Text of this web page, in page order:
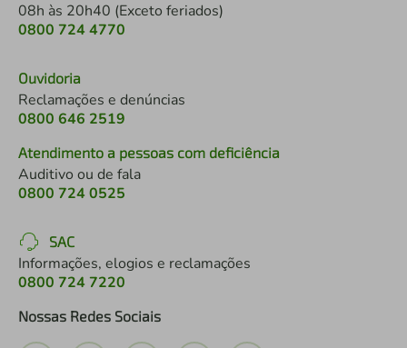
08h às 20h40 (Exceto feriados)
0800 724 4770
Ouvidoria
Reclamações e denúncias
0800 646 2519
Atendimento a pessoas com deficiência
Auditivo ou de fala
0800 724 0525
SAC
Informações, elogios e reclamações
0800 724 7220
Nossas Redes Sociais